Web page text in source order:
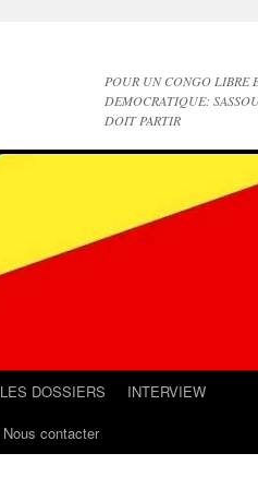
POUR UN CONGO LIBRE
DEMOCRATIQUE:
DOIT PARTIR
LES DOSSIERS
INTERVIEW
Nous contacter